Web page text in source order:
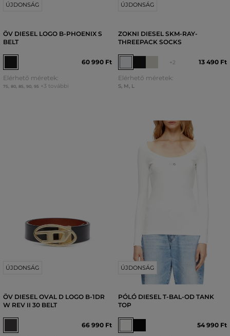
ÚJDONSÁG
ÖV DIESEL LOGO B-PHOENIX S
BELT
60 990 Ft
Elérhető méretek:
75 80, 85 90, 95 +3 további
ÚJDONSÁG
ZOKNI DIESEL SKM-RAY-
THREEPACK SOCKS
+2 13 490 Ft
Elérhető méretek:
S, M, L
ÚJDONSÁG
ÖV DIESEL OVAL D LOGO B-1DR
W REV II 30 BELT
66 990 Ft
ÚJDONSÁG
PÓLÓ DIESEL T-BAL-OD TANK
TOP
54 990 Ft